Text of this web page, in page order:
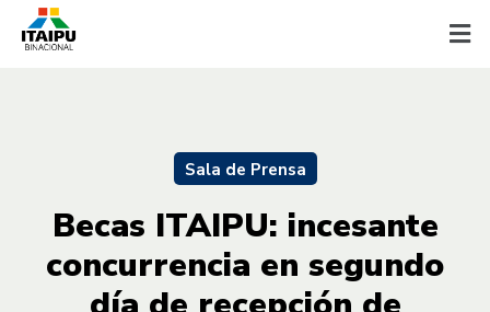
Sala de Prensa
Becas ITAIPU: incesante
concurrencia en segundo